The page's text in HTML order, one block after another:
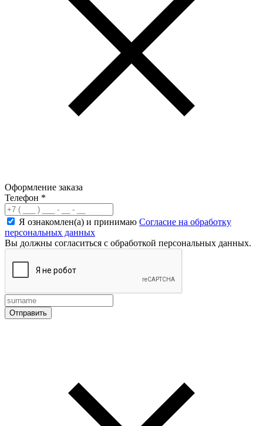
Оформление заказа
Телефон *
Я ознакомлен(а) и принимаю Согласие на обработку
персональных данных
Вы должны согласиться с обработкой персональных данных.